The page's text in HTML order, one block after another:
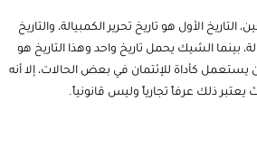
التاريخ الأول هو تاريخ تحرير الكمبيالة، والتاريخ
بينما الشيك يحمل تاريخ واحد وهذا التاريخ هو
يستعمل كأداة للإئتمان في بعض الحالات، إلا أنه
يعتبر ذلك عرفاً تجارياً وليس قانونياً.